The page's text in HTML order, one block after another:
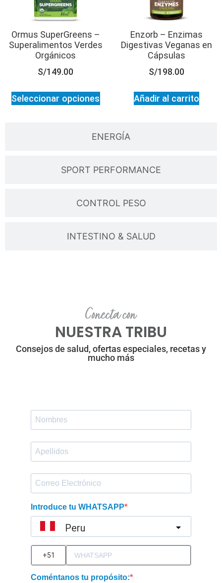
ENERGÍA
SPORT PERFORMANCE
CONTROL PESO
INTESTINO & SALUD
Ormus SuperGreens –
Superalimentos Verdes
Orgánicos
S/149.00
Seleccionar opciones
Enzorb – Enzimas
Digestivas Veganas en
Cápsulas
S/198.00
Añadir al carrito
Conecta con
NUESTRA TRIBU
Consejos de salud, ofertas especiales, recetas y
mucho más
Introduce tu WHATSAPP
Peru
Coméntanos tu propósito: